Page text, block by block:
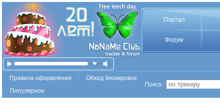
Портал
Форум
Правила оформления
Обход блокировок
Популярное
Поиск :